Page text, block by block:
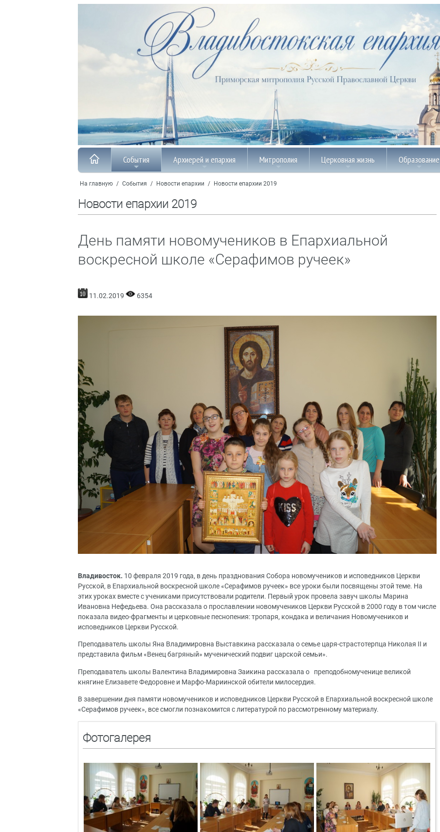
События Архиерей и епархия Митрополия Церковная жизнь Образование
На главную / События / Новости епархии / Новости епархии 2019
Новости епархии 2019
День памяти новомучеников в Епархиальной
воскресной школе «Серафимов ручеек»
11.02.2019 6354
Владивосток. 10 февраля 2019 года, в день празднования Собора новомучеников и исповедников Церкви
Русской, в Епархиальной воскресной школе «Серафимов ручеек» все уроки были посвящены этой теме. На
этих уроках вместе с учениками присутствовали родители. Первый урок провела завуч школы Марина
Ивановна Нефедьева. Она рассказала о прославлении новомучеников Церкви Русской в 2000 году в том числе
показала видео-фрагменты и церковные песнопения: тропаря, кондака и величания Новомучеников и
исповедников Церкви Русской.
Преподаватель школы Яна Владимировна Выставкина рассказала о семье царя-страстотерпца Николая II и
представила фильм «Венец багряный» мученический подвиг царской семьи».
Преподаватель школы Валентина Владимировна Заикина рассказала о преподобномученице великой
княгине Елизавете Федоровне и Марфо-Мариинской обители милосердия.
В завершении дня памяти новомучеников и исповедников Церкви Русской в Епархиальной воскресной школе
«Серафимов ручеек», все смогли познакомится с литературой по рассмотренному материалу.
Фотогалерея